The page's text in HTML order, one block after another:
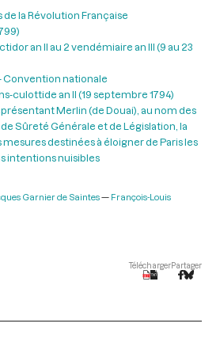
la Révolution Française
an II au 2 vendémiaire an III (9 au 23
Convention nationale
culottide an II (19 septembre 1794)
Merlin (de Douai), au nom des
Sûreté Générale et de Législation, la
destinées à éloigner de Paris les
intentions nuisibles
Garnier de Saintes
François-Louis
TéléchargerPartager